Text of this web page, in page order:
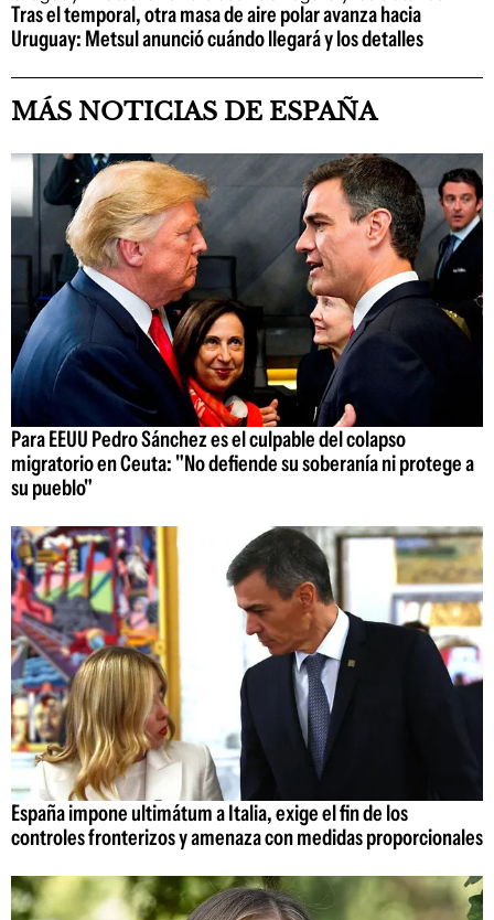
Tras el temporal, otra masa de aire polar avanza hacia
Uruguay: Metsul anunció cuándo llegará y los detalles
MÁS NOTICIAS DE ESPAÑA
Para EEUU Pedro Sánchez es el culpable del colapso
migratorio en Ceuta: "No defiende su soberanía ni protege a
su pueblo"
España impone ultimátum a Italia, exige el fin de los
controles fronterizos y amenaza con medidas proporcionales